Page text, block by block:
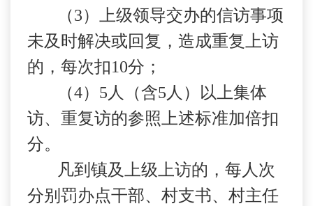
（3）上级领导交办的信访事项
未及时解决或回复，造成重复上访
的，每次扣10分；
（4） 5 人（含5 人）以上集体
访、重复访的参照上述标准加倍扣
分。
凡到镇及上级上访的，每人次
分别罚办点干部、村支书、村主任